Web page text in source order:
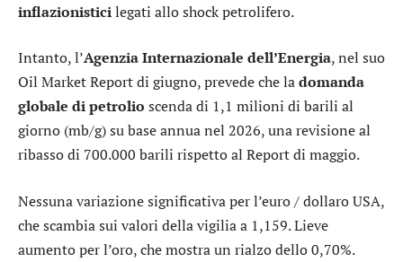
inflazionisticilegati allo shock petrolifero.
Intanto, l’Agenzia Internazionale dell’Energia, nel suo
Oil Market Report di giugno, prevede che ladomanda
globale di petrolio scenda di 1,1 milioni di barili al
giorno (mb/g) su base annua nel 2026, una revisione al
ribasso di 700.000 barili rispetto al Report di maggio.
Nessuna variazione significativa per l’euro / dollaro USA,
che scambia sui valori della vigilia a 1,159. Lieve
aumento per l’oro, che mostra un rialzo dello 0,70%.